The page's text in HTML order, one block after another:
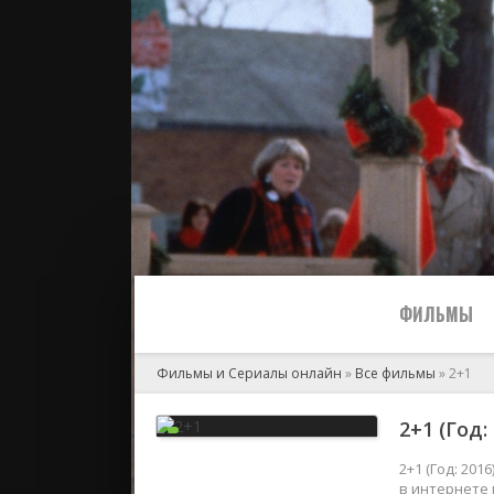
ФИЛЬМЫ
2024
Фильмы и Сериалы онлайн » Все фильмы » 2+1
2+1
2+1 (Год:
в интернете